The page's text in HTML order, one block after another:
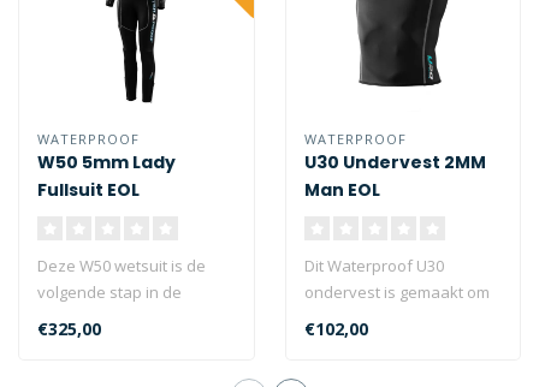
WATERPROOF
W50 5mm Lady
Fullsuit EOL
Deze W50 wetsuit is de
volgende stap in de
Waterproof Sports Series.
Deze serie ..
€325,00
WATERPROOF
U30 Undervest 2MM
Man EOL
Dit Waterproof U30
ondervest is gemaakt om
gecombineerd te worden
met de W30 ful..
€102,00